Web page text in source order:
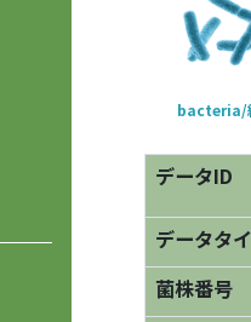
データID
データタ
菌株番号